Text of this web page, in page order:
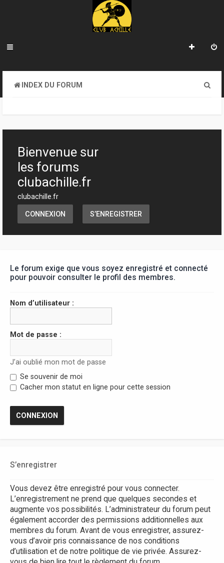
INDEX DU FORUM
h
Bienvenue sur
les forums
clubachille.fr
clubachille.fr
CONNEXION S’ENREGISTRER
Le forum exige que vous soyez enregistré et connecté
pour pouvoir consulter le profil des membres.
Nom d’utilisateur :
Mot de passe :
J’ai oublié mon mot de passe
Se souvenir de moi
Cacher mon statut en ligne pour cette session
S’enregistrer
Vous devez être enregistré pour vous connecter.
L’enregistrement ne prend que quelques secondes et
augmente vos possibilités. L’administrateur du forum peut
également accorder des permissions additionnelles aux
membres du forum. Avant de vous enregistrer, assurez-
vous d’avoir pris connaissance de nos conditions
d’utilisation et de notre politique de vie privée. Assurez-